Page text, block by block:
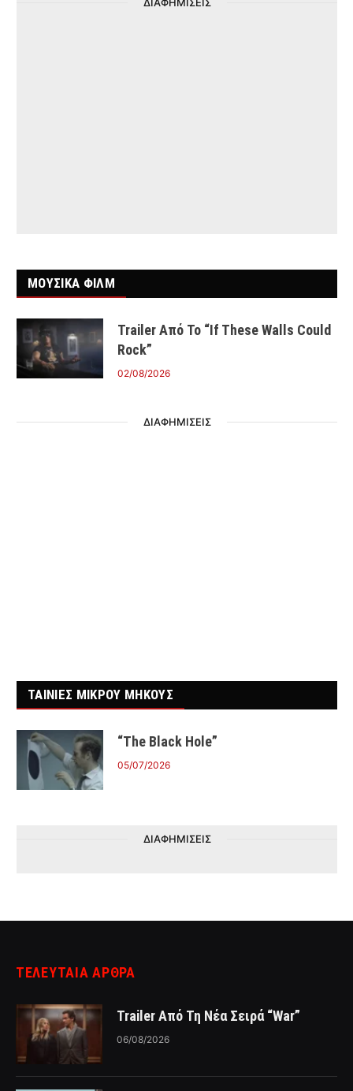
ΜΟΥΣΙΚΑ ΦΙΛΜ
Trailer Από Το “If These Walls Could
Rock”
02/08/2026
ΔΙΑΦΗΜΙΣΕΙΣ
ΤΑΙΝΙΕΣ ΜΙΚΡΟΥ ΜΗΚΟΥΣ
“The Black Hole”
05/07/2026
ΔΙΑΦΗΜΙΣΕΙΣ
ΤΕΛΕΥΤΑΙΑ ΑΡΘΡΑ
Trailer Από Τη Νέα Σειρά “War”
06/08/2026